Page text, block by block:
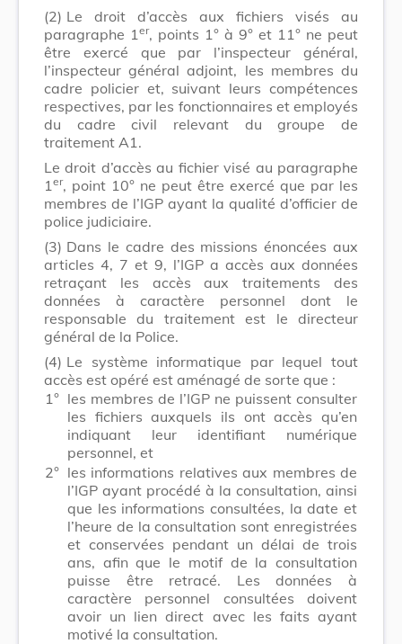
(2) Le droit d’accès aux fichiers visés au
paragraphe 1 er, points 1° à 9° et 11° ne peut
être exercé que par l’inspecteur général,
l’inspecteur général adjoint, les membres du
cadre policier et, suivant leurs compétences
respectives, par les fonctionnaires et employés
du cadre civil relevant du groupe de
traitement A1.
Le droit d’accès au fichier visé au paragraphe
1 er, point 10° ne peut être exercé que par les
membres de l’IGP ayant la qualité d’officier de
police judiciaire.
(3) Dans le cadre des missions énoncées aux
articles 4, 7 et 9, l’IGP a accès aux données
retraçant les accès aux traitements des
données à caractère personnel dont le
responsable du traitement est le directeur
général de la Police.
(4) Le système informatique par lequel tout
accès est opéré est aménagé de sorte que :
1° les membres de l’IGP ne puissent consulter
les fichiers auxquels ils ont accès qu’en
indiquant leur identifiant numérique
personnel, et
2° les informations relatives aux membres de
l’IGP ayant procédé à la consultation, ainsi
que les informations consultées, la date et
l’heure de la consultation sont enregistrées
et conservées pendant un délai de trois
ans, afin que le motif de la consultation
puisse être retracé. Les données à
caractère personnel consultées doivent
avoir un lien direct avec les faits ayant
motivé la consultation.